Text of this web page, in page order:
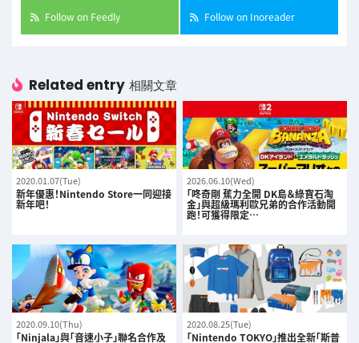
Follow on Feedly Follow on Inoreader
Related entry 相關文章
2020.01.07(Tue)
新年優惠！Nintendo Store一同迎接
新年吧！
2026.06.10(Wed)
「咚奇剛 蕉力全開 DK島＆綠寶石淘
金」與超級瑪利歐兄弟的合作活動開
跑！可獲得限定…
2020.09.10(Thu)
「Ninjala」與「音速小子」聯名合作及
2020.08.25(Tue)
「Nintendo TOKYO」推出全新「斯普